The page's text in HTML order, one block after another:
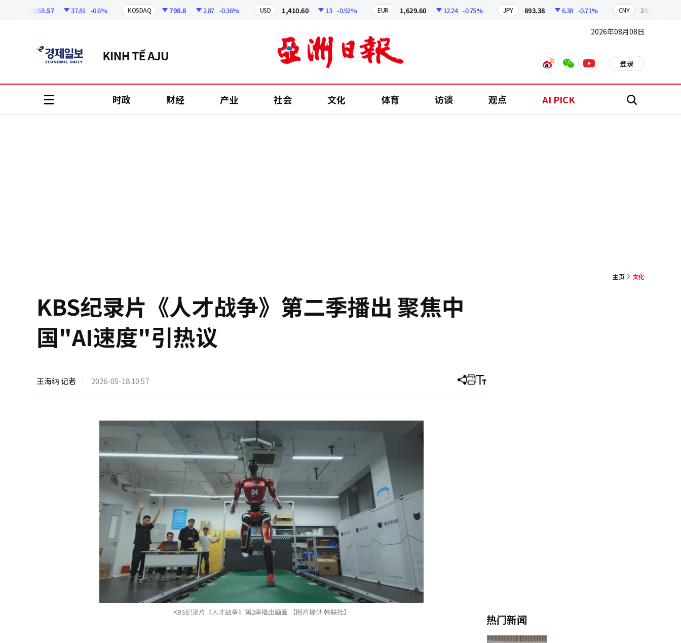
6258.57 37.81 -0.6% KOSDAQ 798.8 2.87 -0.36% USD 1,410.60 13 -0.92% EUR 1,629.60 12.24 -0.75% JPY 893.38 6.38 -0.71% CNY 209.17
2026年08月08日
weiboweixinyoutube 登录
时政 财经 产业 社会 文化 体育 访谈 观点 AI PICK 搜
主页 文化
KBS纪录片《人才战争》第二季播出 聚焦中
国"AI速度"引热议
王海纳 记者 2026-05-18 10:57 分
文
打 调
大
KBS纪录片《人才战争》第2季播出画面 【图片提供 韩联社】
热门新闻